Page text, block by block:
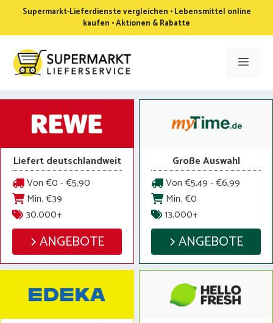
springen
Supermarkt-Lieferdienste vergleichen • Lebensmittel online
kaufen • Aktionen & Rabatte
Menü
Liefert deutschlandweit
Von €0 - €5,90
Min. €39
30.000+
ANGEBOTE
Große Auswahl
Von €5,49 - €6,99
Min. €0
13.000+
ANGEBOTE